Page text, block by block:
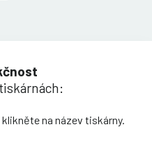
na název tiskárny.